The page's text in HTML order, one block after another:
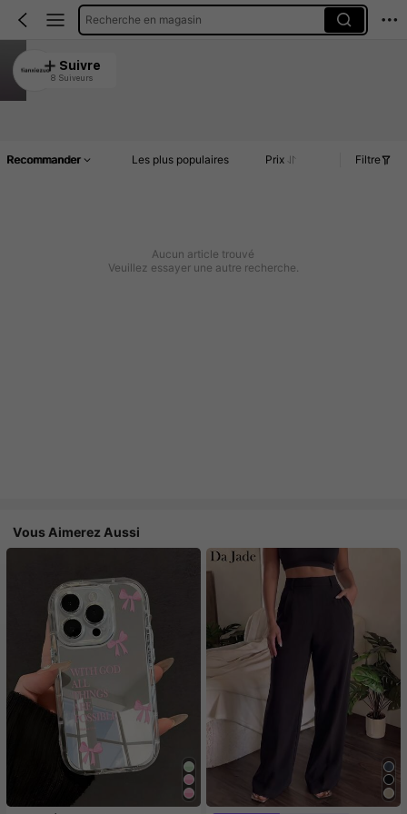
Recherche en magasin
tianxiezuo
4.89
Suivre
8 Suiveurs
Recommander Les plus populaires Prix Filtre
Aucun article trouvé
Veuillez essayer une autre recherche.
Vous Aimerez Aussi